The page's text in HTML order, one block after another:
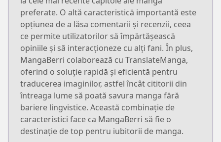
preferate. O altă caracteristică importantă este
opțiunea de a lăsa comentarii și recenzii, ceea
ce permite utilizatorilor să împărtășească
opiniile și să interacționeze cu alți fani. În plus,
MangaBerri colaborează cu TranslateManga,
oferind o soluție rapidă și eficientă pentru
traducerea imaginilor, astfel încât cititorii din
întreaga lume să poată savura manga fără
bariere lingvistice. Această combinație de
caracteristici face ca MangaBerri să fie o
destinație de top pentru iubitorii de manga.